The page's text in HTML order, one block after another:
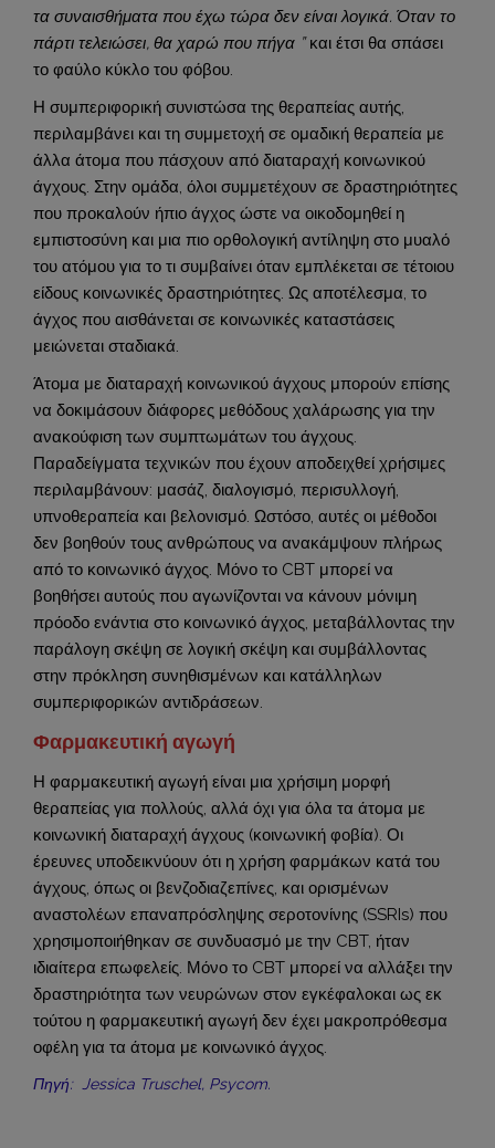
τα συναισθήματα που έχω τώρα δεν είναι λογικά. Όταν το
πάρτι τελειώσει, θα χαρώ που πήγα ”και έτσι θα σπάσει
το φαύλο κύκλο του φόβου.
Η συμπεριφορική συνιστώσα της θεραπείας αυτής,
περιλαμβάνει και τη συμμετοχή σε ομαδική θεραπεία με
άλλα άτομα που πάσχουν από διαταραχή κοινωνικού
άγχους. Στην ομάδα, όλοι συμμετέχουν σε δραστηριότητες
που προκαλούν ήπιο άγχος ώστε να οικοδομηθεί η
εμπιστοσύνη και μια πιο ορθολογική αντίληψη στο μυαλό
του ατόμου για το τι συμβαίνει όταν εμπλέκεται σε τέτοιου
είδους κοινωνικές δραστηριότητες. Ως αποτέλεσμα, το
άγχος που αισθάνεται σε κοινωνικές καταστάσεις
μειώνεται σταδιακά.
Άτομα με διαταραχή κοινωνικού άγχους μπορούν επίσης
να δοκιμάσουν διάφορες μεθόδους χαλάρωσης για την
ανακούφιση των συμπτωμάτων του άγχους.
Παραδείγματα τεχνικών που έχουν αποδειχθεί χρήσιμες
περιλαμβάνουν: μασάζ, διαλογισμό, περισυλλογή,
υπνοθεραπεία και βελονισμό. Ωστόσο, αυτές οι μέθοδοι
δεν βοηθούν τους ανθρώπους να ανακάμψουν πλήρως
από το κοινωνικό άγχος. Μόνο το CBT μπορεί να
βοηθήσει αυτούς που αγωνίζονται να κάνουν μόνιμη
πρόοδο ενάντια στο κοινωνικό άγχος, μεταβάλλοντας την
παράλογη σκέψη σε λογική σκέψη και συμβάλλοντας
στην πρόκληση συνηθισμένων και κατάλληλων
συμπεριφορικών αντιδράσεων.
Φαρμακευτική αγωγή
Η φαρμακευτική αγωγή είναι μια χρήσιμη μορφή
θεραπείας για πολλούς, αλλά όχι για όλα τα άτομα με
κοινωνική διαταραχή άγχους (κοινωνική φοβία). Οι
έρευνες υποδεικνύουν ότι η χρήση φαρμάκων κατά του
άγχους, όπως οι βενζοδιαζεπίνες, και ορισμένων
αναστολέων επαναπρόσληψης σεροτονίνης (SSRIs) που
χρησιμοποιήθηκαν σε συνδυασμό με την CBT, ήταν
ιδιαίτερα επωφελείς. Μόνο το CBT μπορεί να αλλάξει την
δραστηριότητα των νευρώνων στον εγκέφαλοκαι ως εκ
τούτου η φαρμακευτική αγωγή δεν έχει μακροπρόθεσμα
οφέλη για τα άτομα με κοινωνικό άγχος.
Πηγή: Jessica Truschel, Psycom.